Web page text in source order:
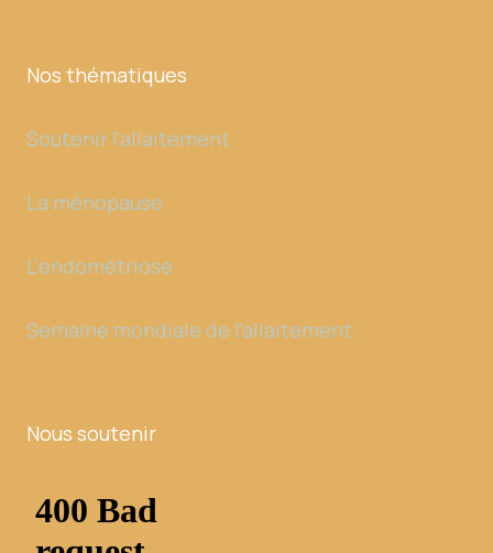
Nos thématiques
Soutenir l'allaitement
La ménopause
L'endométriose
Semaine mondiale de l'allaitement
Nous soutenir